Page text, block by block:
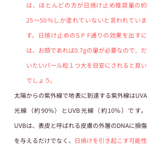
は、ほとんどの方が日焼け止め推奨量の約
25〜50％しか塗れていないと言われていま
す。日焼け止めのS P F通りの効果を出すに
は、お顔であれば0.7gの量が必要なので、だ
いたいパール粒１つ大を目安にされると良い
でしょう。
太陽からの紫外線で地表に到達する紫外線はUVA
光線（約90%）とUVB光線（約10%）です。
UVBは、表皮と呼ばれる皮膚の外層のDNAに損傷
を与えるだけでなく、
日焼けを引き起こす可能性